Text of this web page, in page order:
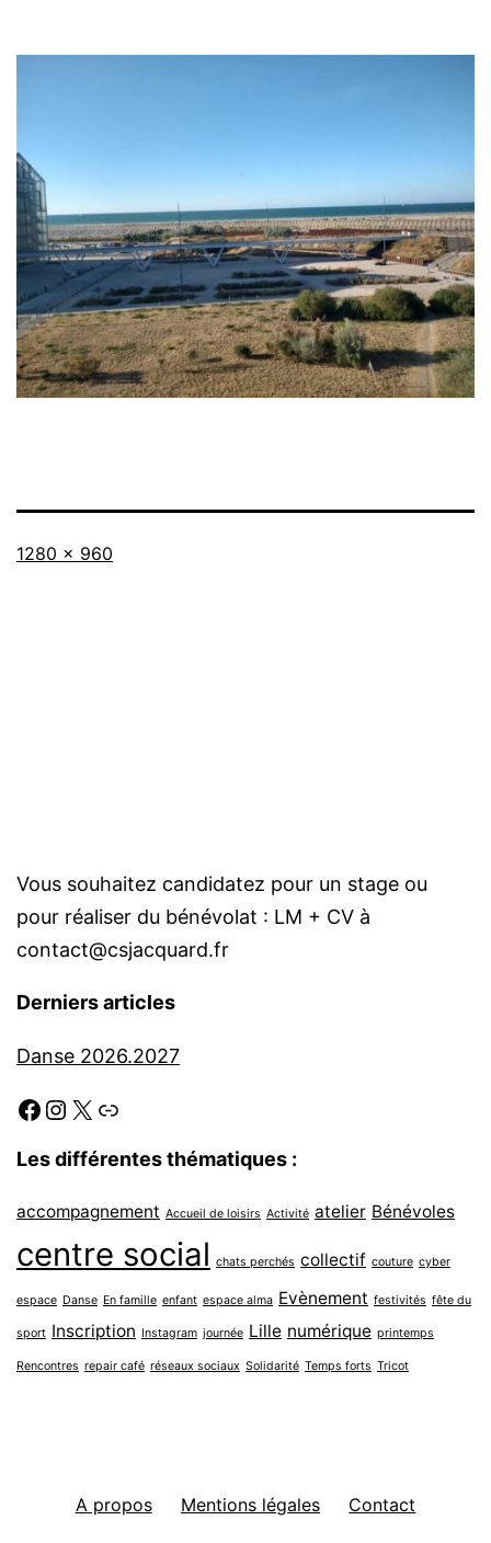
Taille
1280 × 960
Vous souhaitez candidatez pour un stage ou
pour réaliser du bénévolat : LM + CV à
contact@csjacquard.fr
Derniers articles
Danse 2026.2027
Facebook
Instagram
X Link
Les différentes thématiques :
accompagnement Accueil de loisirs Activité atelier Bénévoles
centre social chats perchés collectif couture cyber
espace Danse En famille enfant espace alma Evènement festivités fête du
sport Inscription Instagram journée Lille numérique printemps
Rencontres repair café réseaux sociaux Solidarité Temps forts Tricot
A propos Mentions légales Contact